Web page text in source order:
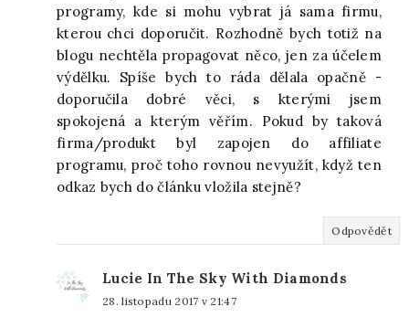
programy, kde si mohu vybrat já sama firmu,
kterou chci doporučit. Rozhodně bych totiž na
blogu nechtěla propagovat něco, jen za účelem
výdělku. Spíše bych to ráda dělala opačně -
doporučila dobré věci, s kterými jsem
spokojená a kterým věřím. Pokud by taková
firma/produkt byl zapojen do affiliate
programu, proč toho rovnou nevyužít, když ten
odkaz bych do článku vložila stejně?
Odpovědět
Lucie In The Sky With Diamonds
28. listopadu 2017 v 21:47